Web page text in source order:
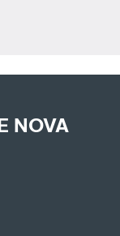
NOVA